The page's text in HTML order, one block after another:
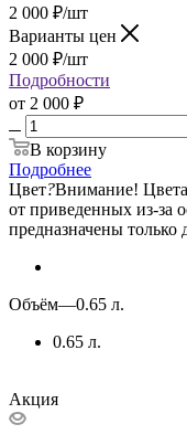
2 000 ₽/шт
Варианты цен
2 000 ₽/шт
Подробности
от 2 000 ₽
В корзину
Подробнее
Цвет?Внимание! Цвета
от приведенных из-за
предназначены только
Объём—0.65 л.
0.65 л.
Акция